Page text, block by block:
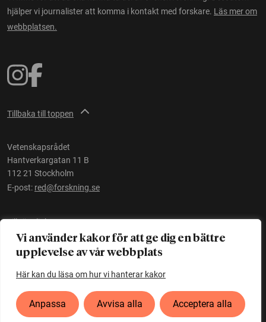
Vi använder kakor för att ge dig en bättre
upplevelse av vår webbplats
Här kan du läsa om hur vi hanterar kakor
Anpassa Avvisa alla Acceptera alla
hjälper vi journalister att komma i kontakt med forskare. Läs mer om
webbplatsen.
Tillbaka till toppen
Vetenskapsrådet
Hantverkargatan 11 B
112 21 Stockholm
E-post: red@forskning.se
Tillgänglighet
Ett initiativ avVetenskapsrådet